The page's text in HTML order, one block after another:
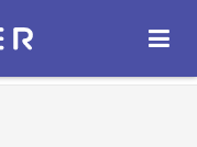
ОТКРЫТЬ